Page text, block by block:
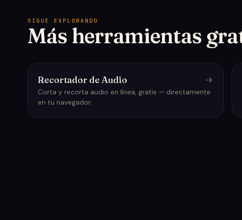
SIGUE EXPLORANDO
Más herramientas
Recortador de Audio
Corta y recorta audio en línea, gratis — directamente
en tu navegador.